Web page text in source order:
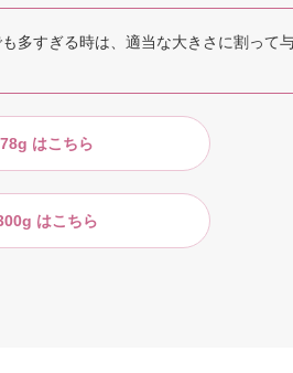
多すぎる時は、適当な大きさに割って与
78g はこちら
はこちら